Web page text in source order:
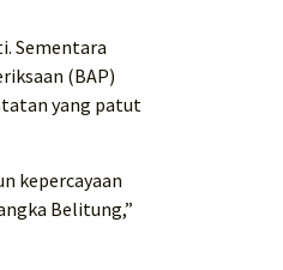
Sementara
(BAP)
yang patut
kepercayaan
Belitung,”